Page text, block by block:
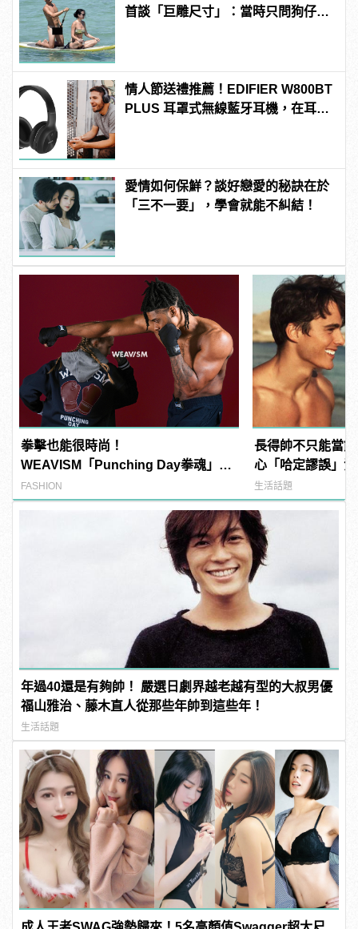
首談「巨雕尺寸」：當時只問狗仔，
情人節送禮推薦！EDIFIER W800BT
PLUS 耳罩式無線藍牙耳機，在耳邊
愛情如何保鮮？談好戀愛的秘訣在於
「三不一要」，學會就能不糾結！
拳擊也能很時尚！
WEAVISM「Punching Day拳魂」系
列掌握潮流主導拳
FASHION
長得帥不只能當
心「哈定謬誤」
生活話題
年過40還是有夠帥！ 嚴選日劇界越老越有型的大叔男優
福山雅治、藤木直人從那些年帥到這些年！
生活話題